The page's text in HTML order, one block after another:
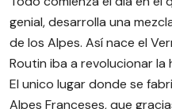
genial, desarrolla una
de los Alpes. Así nace el
Routin iba a revolucionar la
El unico lugar donde se
Alpes Franceses, que